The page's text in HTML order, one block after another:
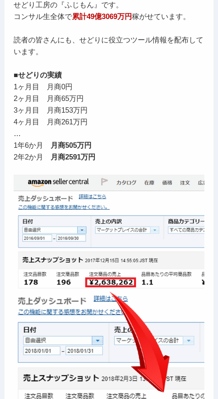
せどり工房の『ふじもん』です。
コンサル生全体で累計49億3069万円稼がせています。
読者の皆さんにも、せどりに役立つツール情報を配布して
います。
■せどりの実績
1ヶ月目 月商0円
2ヶ月目 月商65万円
3ヶ月目 月商153万円
4ヶ月目 月商261万円
…
1年6か月
月商505万円
2年2か月
月商2591万円